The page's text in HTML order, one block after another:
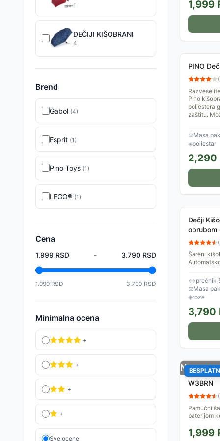
1
DEČIJI KIŠOBRANI
4
Brend
Gabol (4)
Esprit (1)
Pino Toys (1)
LEGO® (1)
Cena
1.999 RSD - 3.790 RSD
1.999 RSD 3.790 RSD
Minimalna ocena
+
+
+
+
Sve ocene
1,999
PINO
(
Pino
poliestera
zaštitu.
⚖Masa
◈poliestar
2,290
Dečji
obrubom
(
Šareni
Lagan i
↔prečnik
⚖Masa
◈roze
3,790
Nema
Karirani
W3BRN
(
Pamučni
baterijom
1,999